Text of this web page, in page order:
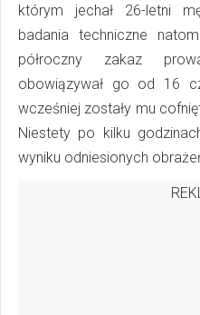
którym jechał 26-letni
badania techniczne
półroczny zakaz
obowiązywał go od 16
wcześniej zostały mu
Niestety po kilku
wyniku odniesionych